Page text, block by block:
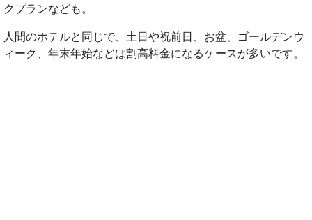
クプランなども。
人間のホテルと同じで、土日や祝前日、お盆、ゴールデンウ
ィーク、年末年始などは割高料金になるケースが多いです。